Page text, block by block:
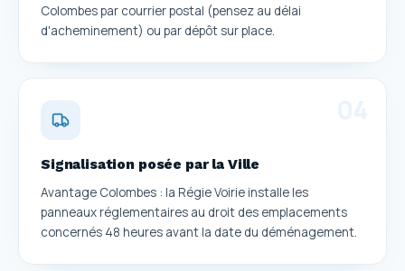
Colombes par courrier postal (pensez au délai
d'acheminement) ou par dépôt sur place.
Signalisation posée par la Ville
Avantage Colombes : la Régie Voirie installe les
panneaux réglementaires au droit des emplacements
concernés 48 heures avant la date du déménagement.